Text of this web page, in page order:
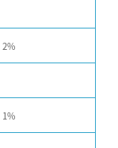
2%
1%